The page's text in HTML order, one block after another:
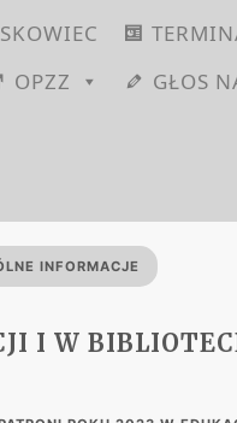
OPZZ
GŁOS
INFORMACJE
I W